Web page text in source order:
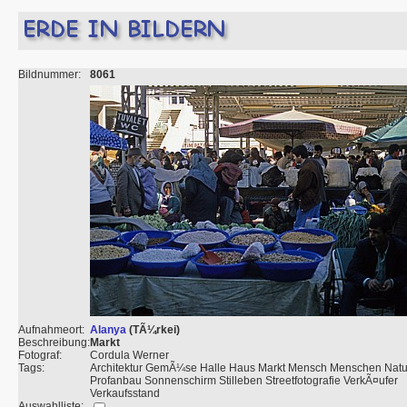
Bildnummer: 8061
Aufnahmeort: Alanya (TÃ¼rkei)
Beschreibung:Markt
Fotograf:
Cordula Werner
Tags:
Architektur GemÃ¼se Halle Haus Markt Mensch Menschen
Profanbau Sonnenschirm Stilleben Streetfotografie VerkÃ¤ufer
Verkaufsstand